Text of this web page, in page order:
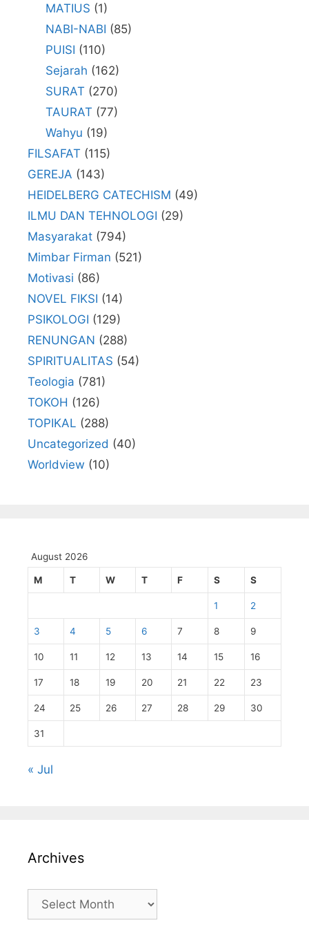
MATIUS (1)
NABI-NABI (85)
PUISI (110)
Sejarah (162)
SURAT (270)
TAURAT (77)
Wahyu (19)
FILSAFAT (115)
GEREJA (143)
HEIDELBERG CATECHISM (49)
ILMU DAN TEHNOLOGI (29)
Masyarakat (794)
Mimbar Firman (521)
Motivasi (86)
NOVEL FIKSI (14)
PSIKOLOGI (129)
RENUNGAN (288)
SPIRITUALITAS (54)
Teologia (781)
TOKOH (126)
TOPIKAL (288)
Uncategorized (40)
Worldview (10)
August 2026
M T W T F S S
1 2
3 4 5 6 7 8 9
10 11 12 13 14 15 16
17 18 19 20 21 22 23
24 25 26 27 28 29 30
31
« Jul
Archives
Archives